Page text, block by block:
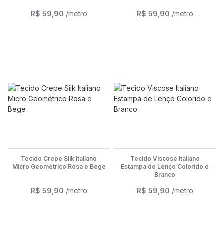
R$ 59,90 /metro R$ 59,90 /metro
Tecido Crepe Silk Italiano
Micro Geométrico Rosa e Bege
R$ 59,90 /metro
Tecido Viscose Italiano
Estampa de Lenço Colorido e
Branco
R$ 59,90 /metro